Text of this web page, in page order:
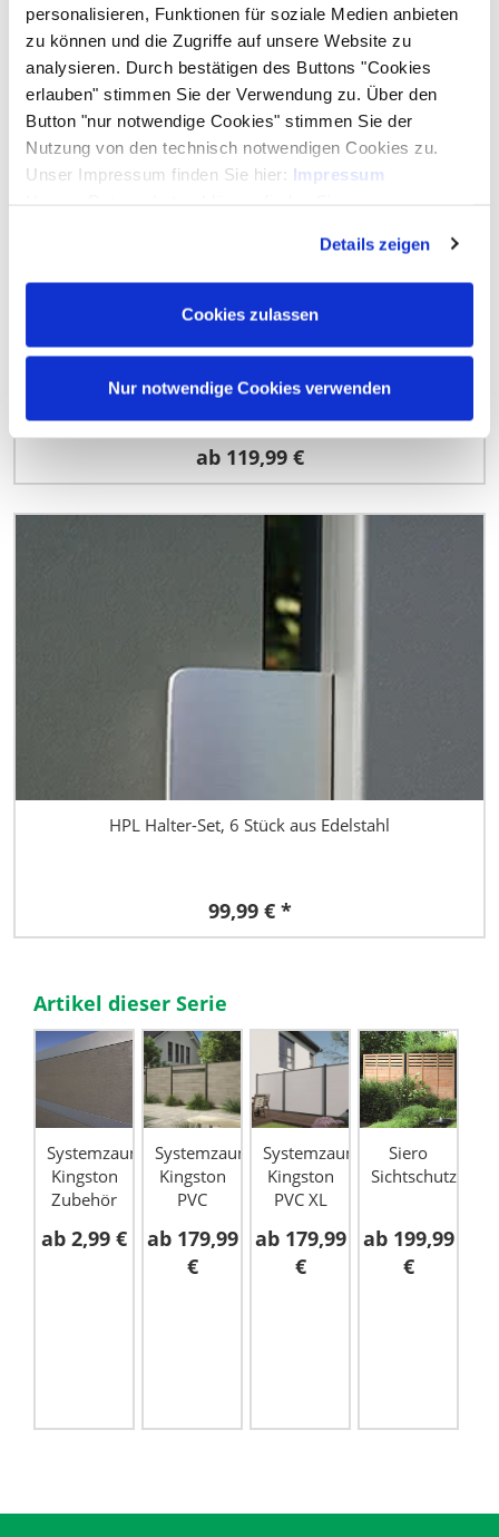
personalisieren, Funktionen für soziale Medien anbieten
zu können und die Zugriffe auf unsere Website zu
analysieren. Durch bestätigen des Buttons "Cookies
erlauben" stimmen Sie der Verwendung zu. Über den
Button "nur notwendige Cookies" stimmen Sie der
Nutzung von den technisch notwendigen Cookies zu.
Unser Impressum finden Sie hier: Impressum
Details zeigen
Cookies zulassen
Nur notwendige Cookies verwenden
Zubehör
ab 119,99 €
HPL Halter-Set, 6 Stück aus Edelstahl
99,99 € *
Artikel dieser Serie
Systemzaun
Kingston
Zubehör
ab2,99 €
Systemzaun
Kingston
PVC
ab 179,99
€
Systemzaun
Kingston
PVC XL
ab 179,99
€
Siero
Sichtschutzzaun
ab 199,99
€